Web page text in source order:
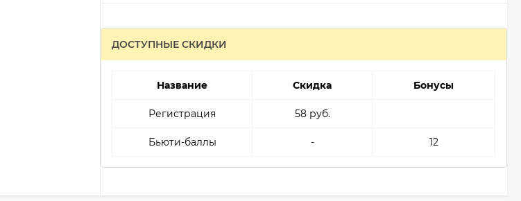
ДОСТУПНЫЕ СКИДКИ
Название Скидка Бонусы
Регистрация 58 руб.
Бьюти-баллы - 12